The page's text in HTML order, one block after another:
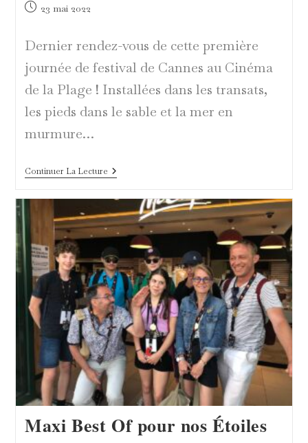
Publication
23 mai 2022
Dernier rendez-vous de cette première
journée de festival de Cannes au Cinéma
de la Plage ! Installées dans les transats,
les pieds dans le sable et la mer en
murmure…
Continuer La LectureLa
Cour
Miracles
Maxi Best Of pour nos Étoiles